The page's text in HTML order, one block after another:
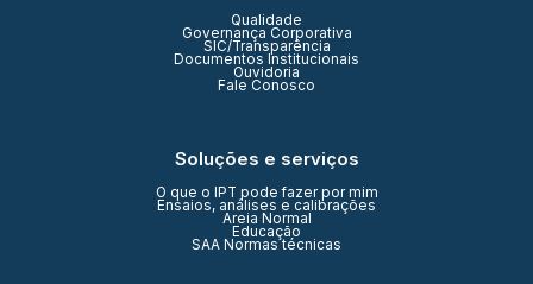
Qualidade
Governança Corporativa
SIC/Transparência
Documentos Institucionais
Ouvidoria
Fale Conosco
Soluções e serviços
O que o IPT pode fazer por mim
Ensaios, análises e calibrações
Areia Normal
Educação
SAA Normas técnicas